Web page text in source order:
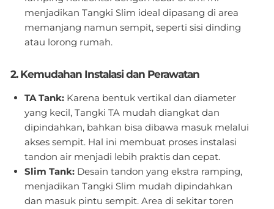
menjadikan Tangki Slim ideal dipasang di area
memanjang namun sempit, seperti sisi dinding
atau lorong rumah.
2. Kemudahan Instalasi dan Perawatan
TA Tank: Karena bentuk vertikal dan diameter
yang kecil, Tangki TA mudah diangkat dan
dipindahkan, bahkan bisa dibawa masuk melalui
akses sempit. Hal ini membuat proses instalasi
tandon air menjadi lebih praktis dan cepat.
Slim Tank: Desain tandon yang ekstra ramping,
menjadikan Tangki Slim mudah dipindahkan
dan masuk pintu sempit. Area di sekitar toren